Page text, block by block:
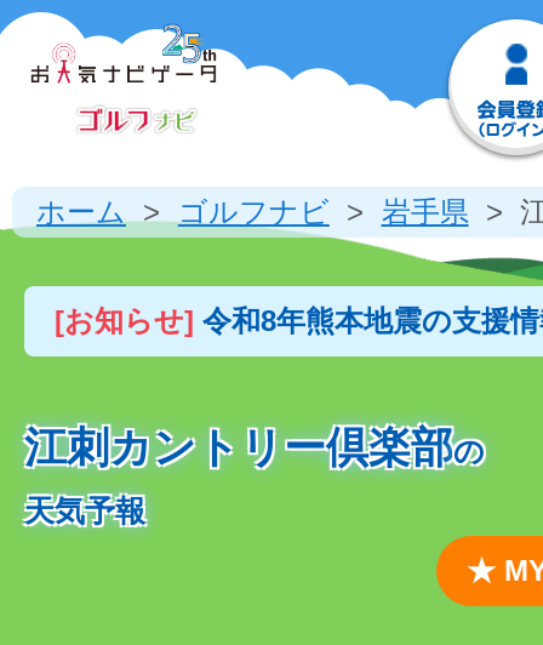
ホーム ゴルフナビ 岩手県
[お知らせ] 令和8年熊本地震の支援
江刺カントリー倶楽部の
天気予報
★